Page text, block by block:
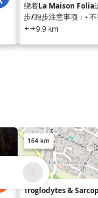
绕着La Maison Folia
步/跑步注意事项：-
词- 注意细微差别- 不
9.9 km
164 km
Troglodytes &